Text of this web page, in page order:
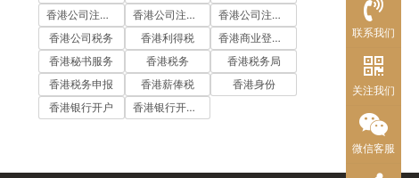
香港公司注册流程
香港公司注册费用
香港公司注册资料
香港公司税务
香港利得税
香港商业登记证
香港秘书服务
香港税务
香港税务局
香港税务申报
香港薪俸税
香港身份
香港银行开户
香港银行开户流程
联系我们
关注我们
微信客服